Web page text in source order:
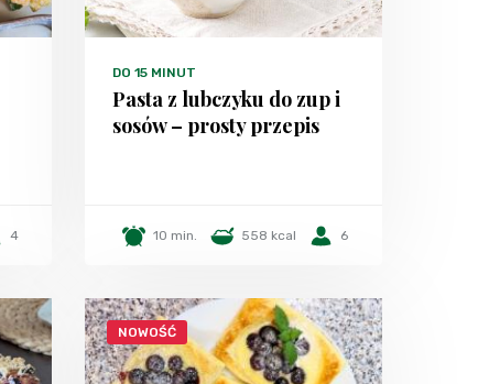
4
DO 15 MINUT
Pasta z lubczyku do zup i
sosów – prosty przepis
10 min. 558 kcal 6
NOWOŚĆ